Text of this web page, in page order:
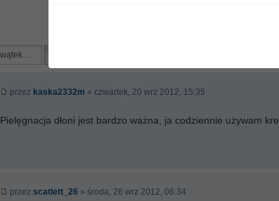
przez kaska2332m » czwartek, 20 wrz 2012, 15:35
Pielęgnacja dłoni jest bardzo ważna, ja codziennie używam
przez scatlett_26 » środa, 26 wrz 2012, 06:34